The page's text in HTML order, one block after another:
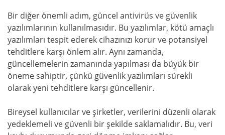
Bir diğer önemli adım, güncel antivirüs ve güvenlik
yazılımlarının kullanılmasıdır. Bu yazılımlar, kötü amaçlı
yazılımları tespit ederek cihazınızı korur ve potansiyel
tehditlere karşı önlem alır. Aynı zamanda,
güncellemelerin zamanında yapılması da büyük bir
öneme sahiptir, çünkü güvenlik yazılımları sürekli
olarak yeni tehditlere karşı güncellenir.
Bireysel kullanıcılar ve şirketler, verilerini düzenli olarak
yedeklemeli ve güvenli bir şekilde saklamalıdır. Bu, veri